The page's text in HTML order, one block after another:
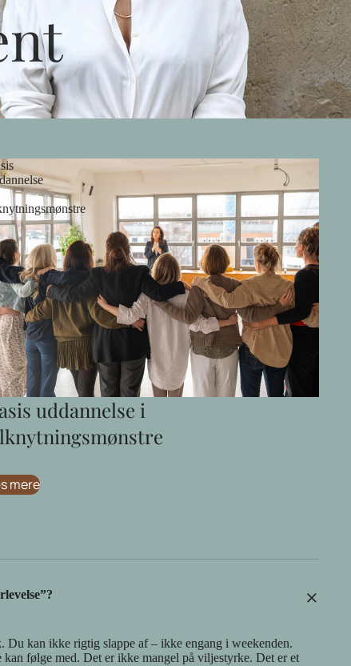
uddannelse i
mere
+
Du kan ikke rigtig slappe af – ikke engang i weekenden.
følge med. Det er ikke mangel på viljestyrke. Det er et